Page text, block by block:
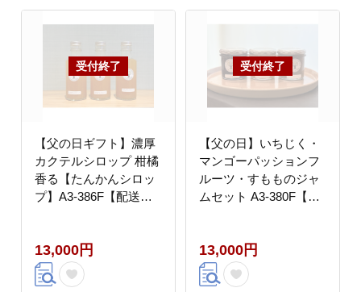
【父の日ギフト】濃厚
カクテルシロップ 柑橘
香る【たんかんシロッ
プ】A3-386F【配送不
13,000円
【父の日】いちじく・
マンゴーパッションフ
ルーツ・すもものジャ
ムセット A3-380F【配
13,000円